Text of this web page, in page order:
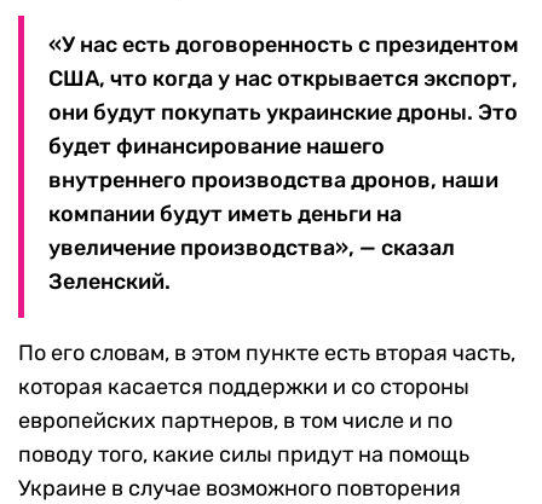
«У нас есть договоренность с президентом
США, что когда у нас открывается экспорт,
они будут покупать украинские дроны. Это
будет финансирование нашего
внутреннего производства дронов, наши
компании будут иметь деньги на
увеличение производства», — сказал
Зеленский.
По его словам, в этом пункте есть вторая часть,
которая касается поддержки и со стороны
европейских партнеров, в том числе и по
поводу того, какие силы придут на помощь
Украине в случае возможного повторения